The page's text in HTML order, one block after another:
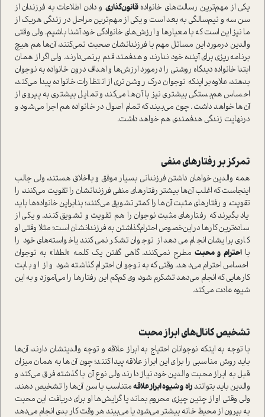
يكي از مهم‌ترين رسالت‌هاي خانواده قانون‌گذاري و دادن اطلاعات به فرزندان از
سن سه و نيم‌سالگي به بعد است و يكي از مهم‌ترين مراحل در زندگي هريك از
ما نيز اين است كه با معيارها و ارزش‌هاي خانوادگي خود آشنا باشيم. ولي وقتي
والدين درمورد اين مسائل مهم با فرزندانشان صحبت نمي‌كنند، آن‌ها هم هيچ
برنامه‌ريزي براي آينده خود ندارند و هدفمند قدم برنمي‌دارند. ولي اگر از همان
ابتدا خانواده ديدگاه روشني را درمورد ارزش‌ها و اهداف درون خانواده به نوجوان
بدهند، علاوه‌بر اينكه نوجوان درك روشن‌تري از انتظارات خانواده پيدا مي‌كند،
احساس هم‌بستگي بيشتري نيز با آن‌ها مي‌کند و تمايل بيشتري به پيروي از
آن‌ها خواهد داشت. چون مي‌بيند كه تمام اصول در خانواده هم اجرا مي‌شود و
درنهايت زندگي هدفمندي هم خواهد داشت.
تمركز بر رفتارهاي منفي
همه والدين خواهان داشتن فرزنداني بسيار موفق و بااخلاق هستند، ولي جالب
اينجاست كه اغلب آن‌ها بيشتر رفتارهاي منفي فرزندانشان را تقویت می‌کنند، را
تقويت‌، و رفتارهاي مثبت آن‌ها را كمتر تشويق مي‌كنند؛ بنابراين خانواده‌ها بايد
ياد بگيرند كه رفتارهاي مثبت نوجوان را هم تقويت و تشويق كنند. و يكي از
ساده‌ترين كارها دراين‌خصوص احترام‌گذاشتن به فرزندانشان است؛ مثلا وقتي او
كاري برايشان انجام مي‌دهد از نوجوان تشكر نمي‌كنند ياخواسته‌هاي خود را
با احترام و محبتمطرح نمي‌كنند. گاهي گفتن يك كلمه «لطفا» به نوجوان
احساس احترام مي‌دهد. وقتي‌كه به نوجوان احترام گذاشته شود و از او بابت
كارهايي كه انجام مي‌دهد تشكرم ‌شود، وی كم‌كم این رفتارها را می‌آموزد و به این
شیوه عادت می‌کند.
تشخيص كانال‌هاي ابراز محبت
با توجه به اينكه نوجوانان احتياج به ابراز علاقه و توجه والدینشان دارند، آن‌ها
بايد روش مناسبي را براي اين ابراز علاقه پيدا كنند؛ چون آن‌ها به همان ميزان
قبل به ابراز محبت والدين خود نياز دارند ولي نوع آن با گذشته فرق مي‌كند و
والدين بايد بتوانندراه و شيوه ابراز علاقهمتناسب با سن آن‌ها را تشخيص دهند.
ولي وقتي او از چنين چيزي محروم بماند يا گرايش‌ها او براي دريافت اين محبت
به بيرون از محيط خانه بيشتر مي‌شود يا مي‌بيند هر وقت كار بدي انجام مي‌دهد